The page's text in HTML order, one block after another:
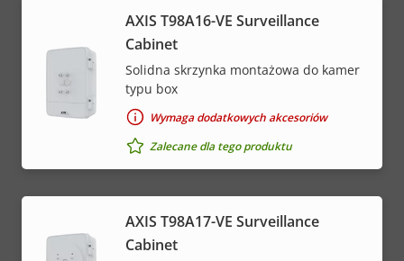
AXIS T98A16-VE Surveillance
Cabinet
Solidna skrzynka montażowa do kamer
typu box
Wymaga dodatkowych akcesoriów
Zalecane dla tego produktu
AXIS T98A17-VE Surveillance
Cabinet